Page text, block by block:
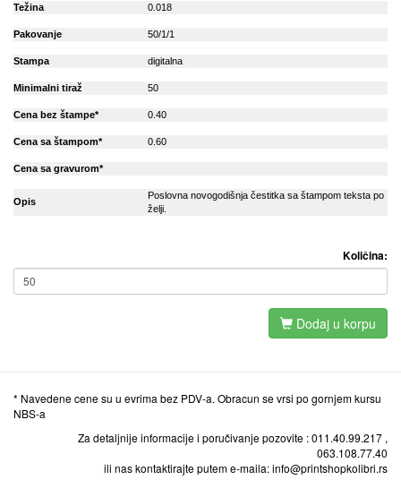
Težina 0.018
Pakovanje 50/1/1
Stampa digitalna
Minimalni tiraž 50
Cena bez štampe* 0.40
Cena sa štampom* 0.60
Cena sa gravurom*
Opis
Poslovna novogodišnja čestitka sa štampom teksta po
želji.
Količina:
Dodaj u korpu
* Navedene cene su u evrima bez PDV-a. Obracun se vrsi po gornjem kursu
NBS-a
Za detaljnije informacije i poručivanje pozovite : 011.40.99.217 ,
063.108.77.40
ili nas kontaktirajte putem e-maila: info@printshopkolibri.rs